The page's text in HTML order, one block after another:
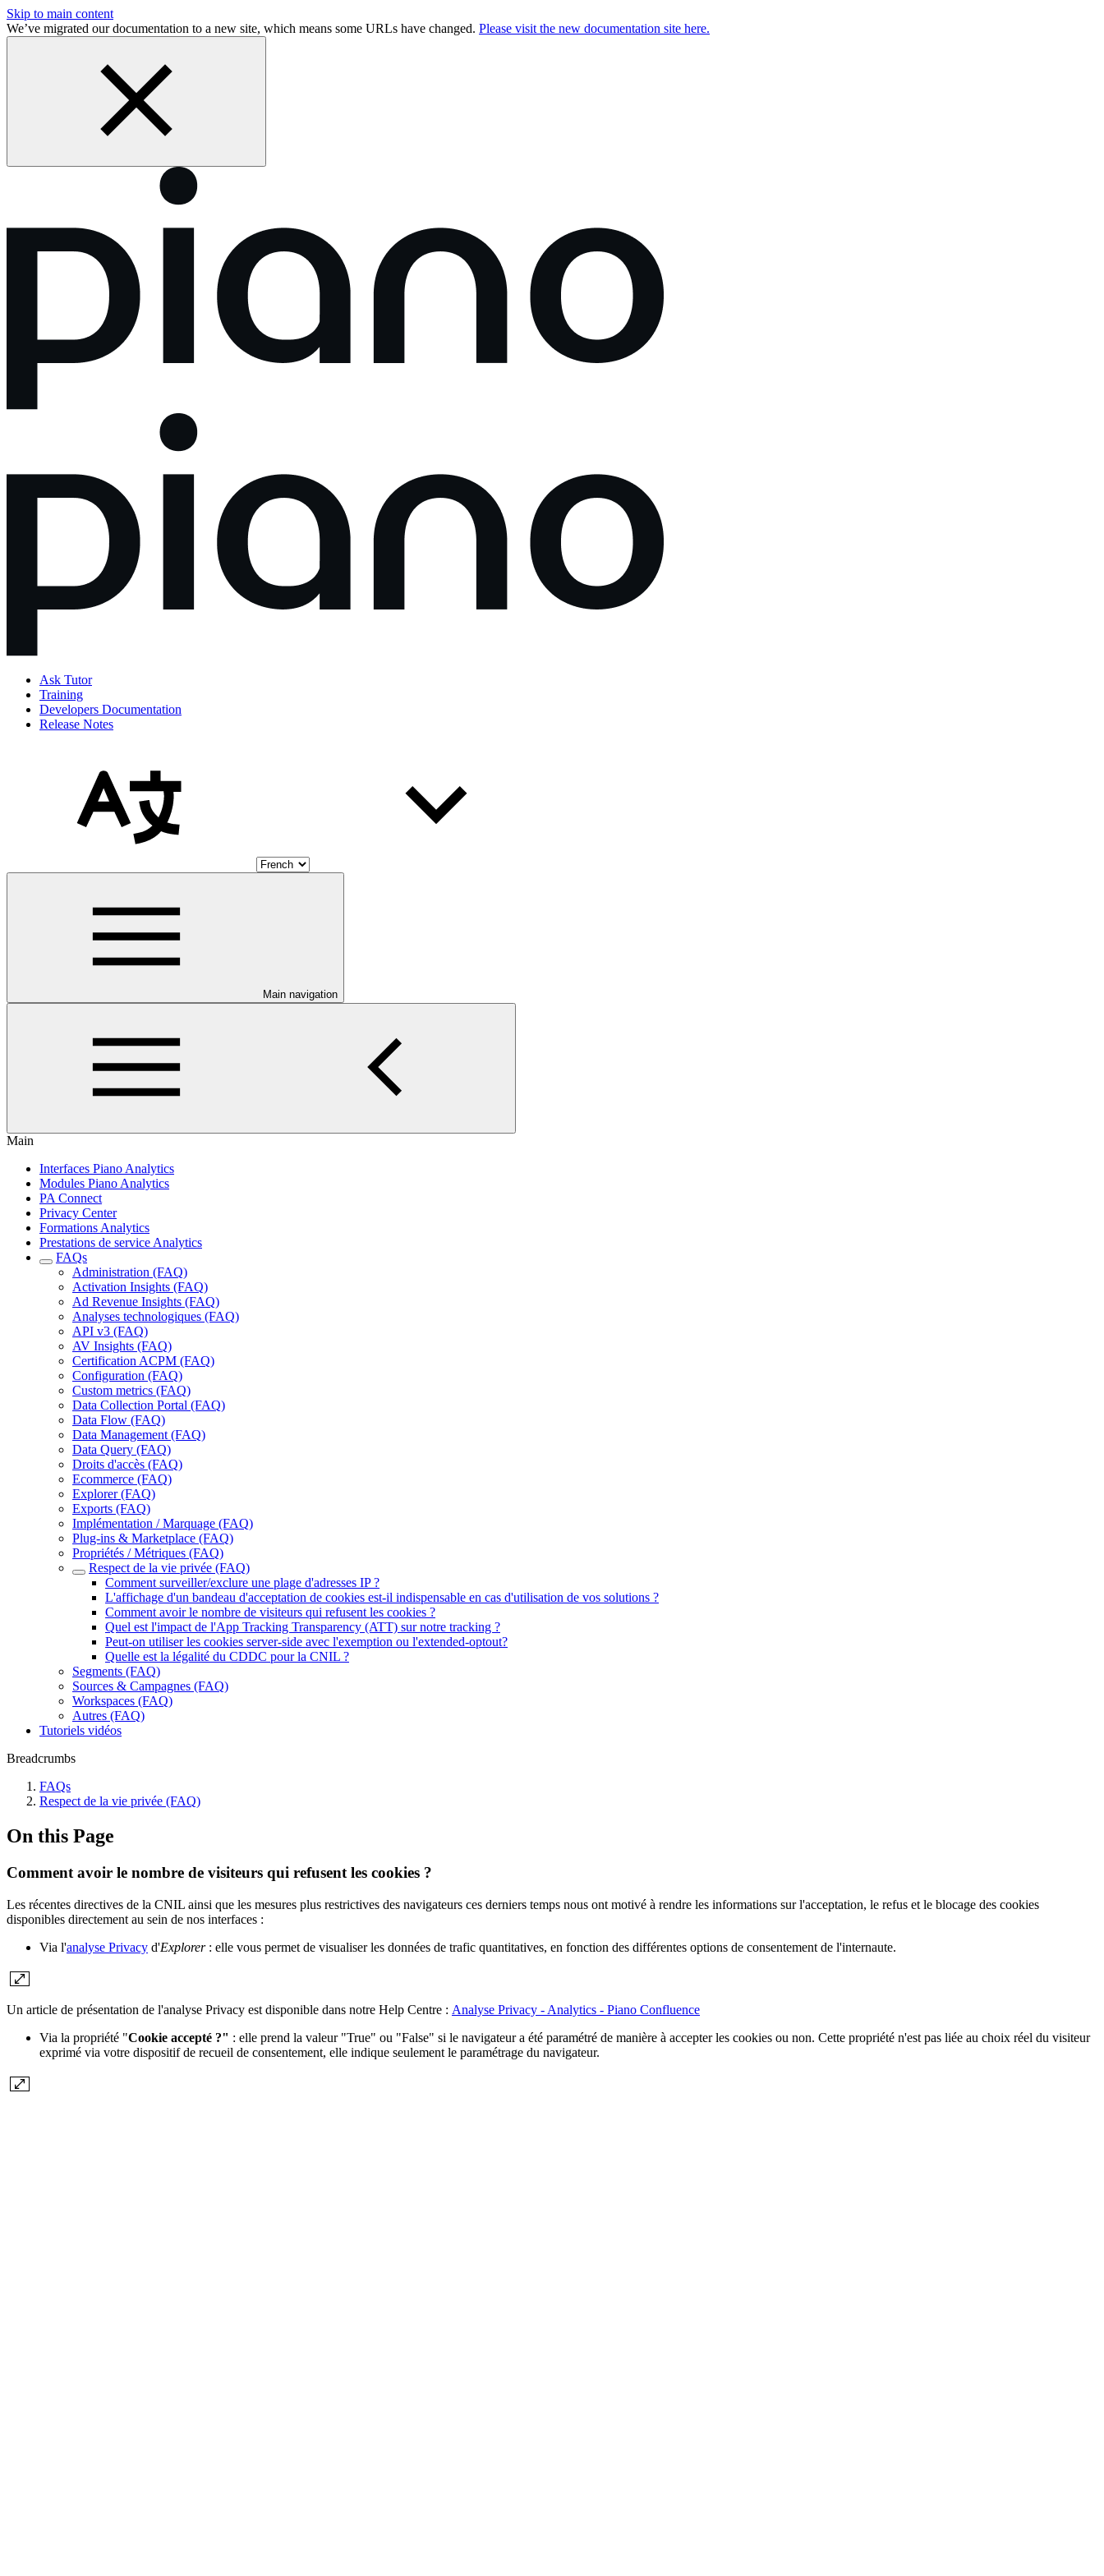
Skip to main content
We’ve migrated our documentation to a new site, which means some URLs have changed. Please visit the new documentation site here.
Ask Tutor
Training
Developers Documentation
Release Notes
Main navigation
Main
Interfaces Piano Analytics
Modules Piano Analytics
PA Connect
Privacy Center
Formations Analytics
Prestations de service Analytics
FAQs
Administration (FAQ)
Activation Insights (FAQ)
Ad Revenue Insights (FAQ)
Analyses technologiques (FAQ)
API v3 (FAQ)
AV Insights (FAQ)
Certification ACPM (FAQ)
Configuration (FAQ)
Custom metrics (FAQ)
Data Collection Portal (FAQ)
Data Flow (FAQ)
Data Management (FAQ)
Data Query (FAQ)
Droits d'accès (FAQ)
Ecommerce (FAQ)
Explorer (FAQ)
Exports (FAQ)
Implémentation / Marquage (FAQ)
Plug-ins & Marketplace (FAQ)
Propriétés / Métriques (FAQ)
Respect de la vie privée (FAQ)
Comment surveiller/exclure une plage d'adresses IP ?
L'affichage d'un bandeau d'acceptation de cookies est-il indispensable en cas d'utilisation de vos solutions ?
Comment avoir le nombre de visiteurs qui refusent les cookies ?
Quel est l'impact de l'App Tracking Transparency (ATT) sur notre tracking ?
Peut-on utiliser les cookies server-side avec l'exemption ou l'extended-optout?
Quelle est la légalité du CDDC pour la CNIL ?
Segments (FAQ)
Sources & Campagnes (FAQ)
Workspaces (FAQ)
Autres (FAQ)
Tutoriels vidéos
Breadcrumbs
FAQs
Respect de la vie privée (FAQ)
On this Page
Comment avoir le nombre de visiteurs qui refusent les cookies ?
Les récentes directives de la CNIL ainsi que les mesures plus restrictives des navigateurs ces derniers temps nous ont motivé à rendre les informations sur l'acceptation, le refus et le blocage des cookies
disponibles directement au sein de nos interfaces :
Via l'analyse Privacy d'Explorer: elle vous permet de visualiser les données de trafic quantitatives, en fonction des différentes options de consentement de l'internaute.
Un article de présentation de l'analyse Privacy est disponible dans notre Help Centre : Analyse Privacy - Analytics - Piano Confluence
Via la propriété "Cookie accepté ?" : elle prend la valeur "True" ou "False" si le navigateur a été paramétré de manière à accepter les cookies ou non. Cette propriété n'est pas liée au choix réel du visiteur
exprimé via votre dispositif de recueil de consentement, elle indique seulement le paramétrage du navigateur.